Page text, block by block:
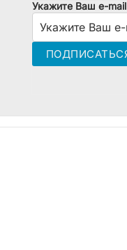
Укажите Ваш e-mail